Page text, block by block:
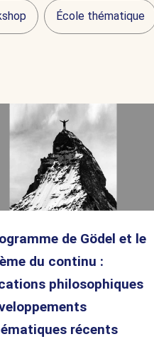
École thématique
de Gödel et le
du continu :
philosophiques
récents